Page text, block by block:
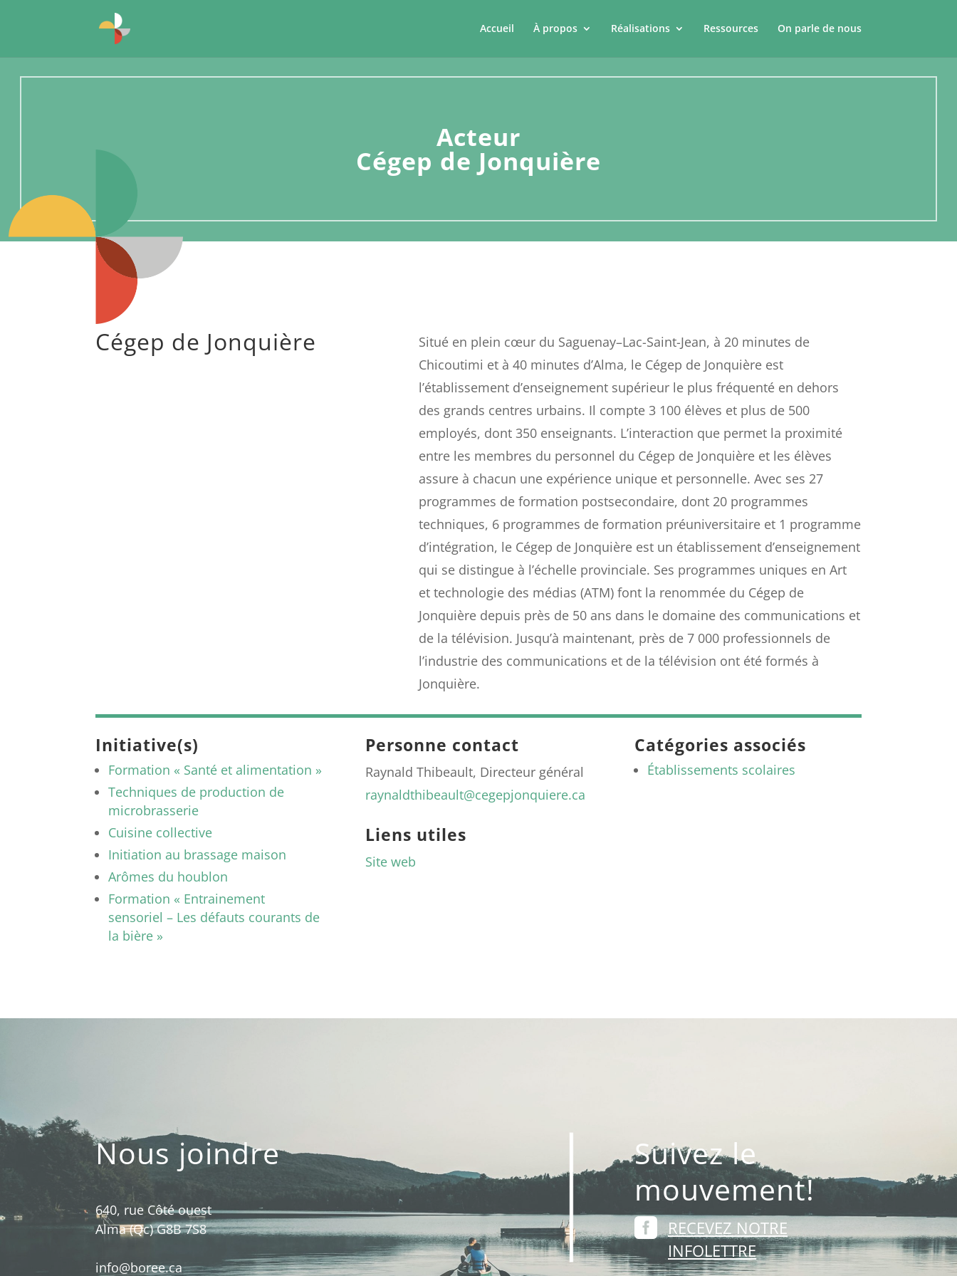
Accueil À propos Réalisations Ressources On parle de nous
Acteur
Cégep de Jonquière
Cégep de Jonquière
Situé en plein cœur du Saguenay–Lac-Saint-Jean, à 20 minutes de
Chicoutimi et à 40 minutes d’Alma, le Cégep de Jonquière est
l’établissement d’enseignement supérieur le plus fréquenté en dehors
des grands centres urbains. Il compte 3 100 élèves et plus de 500
employés, dont 350 enseignants. L’interaction que permet la proximité
entre les membres du personnel du Cégep de Jonquière et les élèves
assure à chacun une expérience unique et personnelle. Avec ses 27
programmes de formation postsecondaire, dont 20 programmes
techniques, 6 programmes de formation préuniversitaire et 1 programme
d’intégration, le Cégep de Jonquière est un établissement d’enseignement
qui se distingue à l’échelle provinciale. Ses programmes uniques en Art
et technologie des médias (ATM) font la renommée du Cégep de
Jonquière depuis près de 50 ans dans le domaine des communications et
de la télévision. Jusqu’à maintenant, près de 7 000 professionnels de
l’industrie des communications et de la télévision ont été formés à
Jonquière.
Initiative(s)
Formation « Santé et alimentation »
Techniques de production de
microbrasserie
Cuisine collective
Initiation au brassage maison
Arômes du houblon
Formation « Entrainement
sensoriel – Les défauts courants de
la bière »
Personne contact
Raynald Thibeault, Directeur général
raynaldthibeault@cegepjonquiere.ca
Liens utiles
Site web
Catégories associés
Établissements scolaires
Nous joindre
640, rue Côté ouest
Alma (Qc) G8B 7S8
info@boree.ca
Suivez le
mouvement!

RECEVEZ NOTRE
INFOLETTRE